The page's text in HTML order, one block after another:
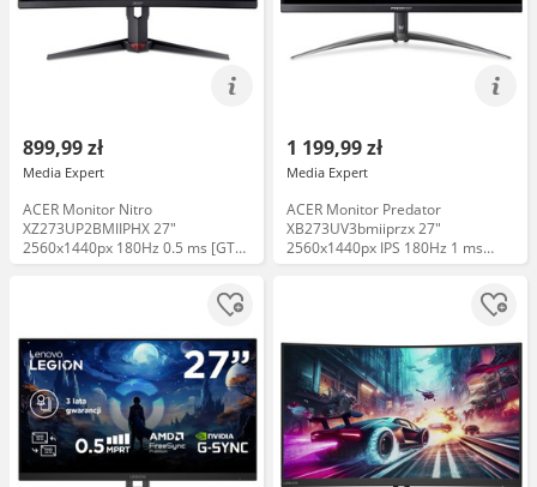
899,99 zł
Media Expert
ACER Monitor Nitro
XZ273UP2BMIIPHX 27"
2560x1440px 180Hz 0.5 ms [GTG]
Curved Taśma LED 30% taniej
1 199,99 zł
Media Expert
ACER Monitor Predator
XB273UV3bmiiprzx 27"
2560x1440px IPS 180Hz 1 ms
[MPRT] Taśma LED 30% taniej